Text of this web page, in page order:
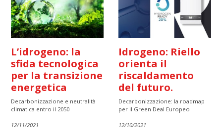
L’idrogeno: la
sfida tecnologica
per la transizione
energetica
Decarbonizzazione e neutralità
climatica entro il 2050
12/11/2021
Idrogeno: Riello
orienta il
riscaldamento
del futuro.
Decarbonizzazione: la roadmap
per il Green Deal Europeo
12/10/2021